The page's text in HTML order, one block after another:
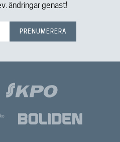
ändringar genast!